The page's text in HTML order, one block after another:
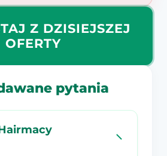
Z DZISIEJSZEJ
OFERTY
pytania